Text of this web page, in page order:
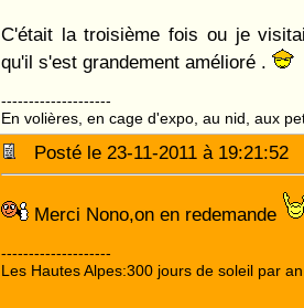
C'était la troisième fois ou je
qu'il s'est grandement amélioré .
--------------------
En volières, en cage d'expo, au nid, aux
Posté le 23-11-2011 à 19:21:52
Merci Nono,on en redemande
--------------------
Les Hautes Alpes:300 jours de soleil par an